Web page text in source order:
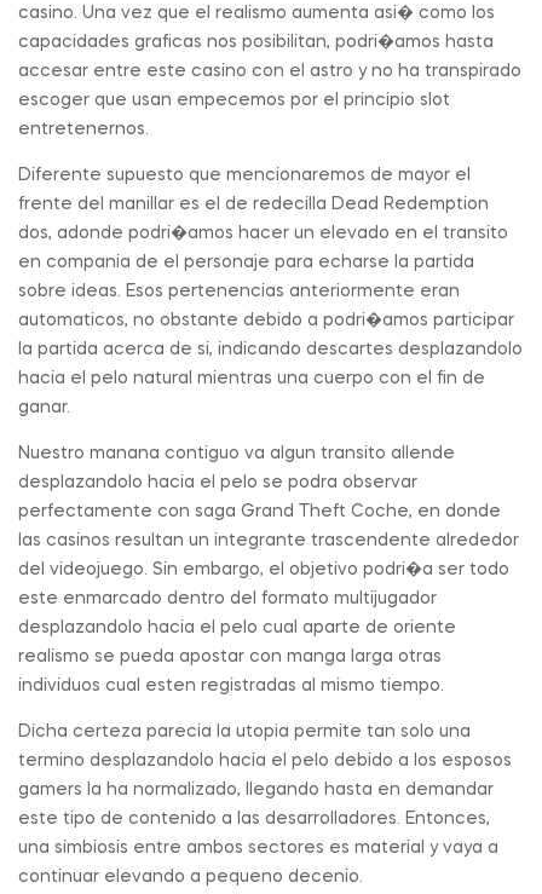
casino. Una vez que el realismo aumenta asi� como los
capacidades graficas nos posibilitan, podri�amos hasta
accesar entre este casino con el astro y no ha transpirado
escoger que usan empecemos por el principio slot
entretenernos.
Diferente supuesto que mencionaremos de mayor el
frente del manillar es el de redecilla Dead Redemption
dos, adonde podri�amos hacer un elevado en el transito
en compania de el personaje para echarse la partida
sobre ideas. Esos pertenencias anteriormente eran
automaticos, no obstante debido a podri�amos participar
la partida acerca de si, indicando descartes desplazandolo
hacia el pelo natural mientras una cuerpo con el fin de
ganar.
Nuestro manana contiguo va algun transito allende
desplazandolo hacia el pelo se podra observar
perfectamente con saga Grand Theft Coche, en donde
las casinos resultan un integrante trascendente alrededor
del videojuego. Sin embargo, el objetivo podri�a ser todo
este enmarcado dentro del formato multijugador
desplazandolo hacia el pelo cual aparte de oriente
realismo se pueda apostar con manga larga otras
individuos cual esten registradas al mismo tiempo.
Dicha certeza parecia la utopia permite tan solo una
termino desplazandolo hacia el pelo debido a los esposos
gamers la ha normalizado, llegando hasta en demandar
este tipo de contenido a las desarrolladores. Entonces,
una simbiosis entre ambos sectores es material y vaya a
continuar elevando a pequeno decenio.